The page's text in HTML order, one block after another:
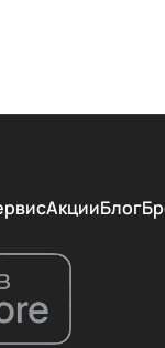
АкцииБлог